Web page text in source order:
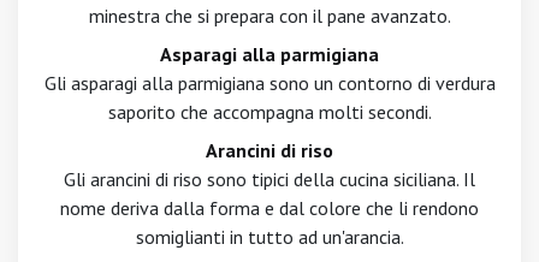
minestra che si prepara con il pane avanzato.
Asparagi alla parmigiana
Gli asparagi alla parmigiana sono un contorno di verdura
saporito che accompagna molti secondi.
Arancini di riso
Gli arancini di riso sono tipici della cucina siciliana. Il
nome deriva dalla forma e dal colore che li rendono
somiglianti in tutto ad un'arancia.